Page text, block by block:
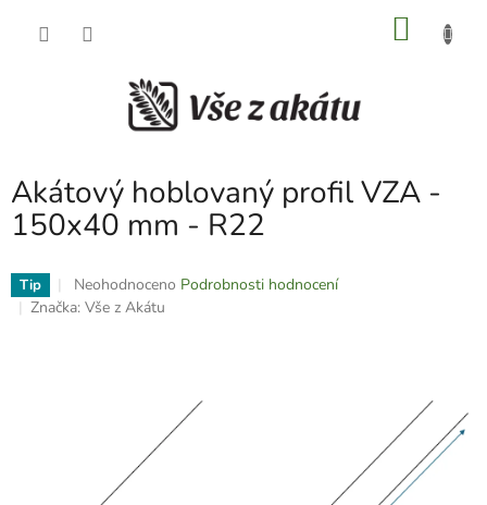
Akátový hoblovaný profil VZA -
150x40 mm - R22
Tip
Průměrné
hodnocení
Neohodnoceno Podrobnosti hodnocení
Značka: Vše z Akátu